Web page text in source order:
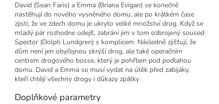
David (Sean Faris) a Emma (Briana Evigan) se konečně
nastěhují do nového vysněného domu, ale po krátkém čase
zjistí, že ve zdech domu je ukryto velké množství drog. Když se
mladý pár rozhodne odejít, zabrání jim v tom ozbrojený soused
Spector (Dolph Lundgren) s komplicem. Následně zjišťují, že
dům není jen obyčejnou skrýší drog, ale také operačním
centrem drogového bosse, který je pohřben pod podlahou
domu. David a Emma se musí vydat na útěk před zabijáky,
kteří chtějí všechny drogy i důkazy zpátky
Doplňkové parametry